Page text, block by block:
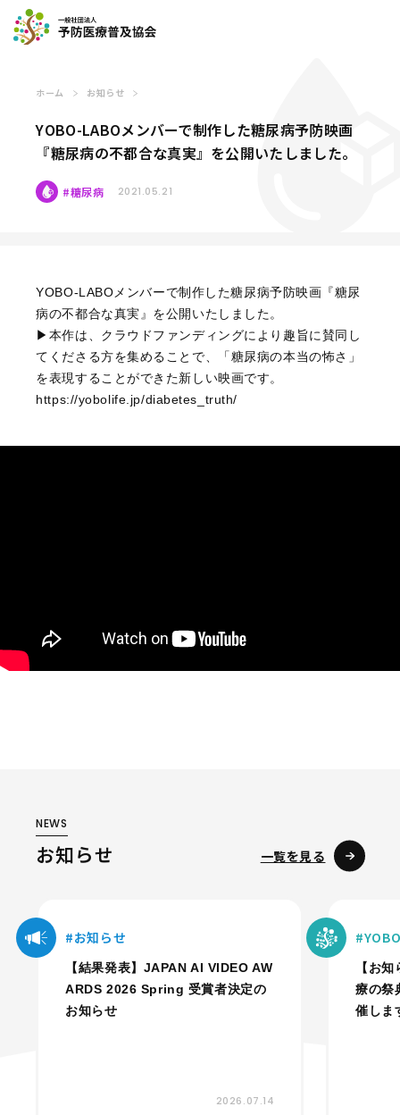
ホーム お知らせ
YOBO-LABOメンバーで制作した糖尿病予防映画
『糖尿病の不都合な真実』を公開いたしました。
糖尿病 2021.05.21
YOBO-LABOメンバーで制作した糖尿病予防映画『糖尿
病の不都合な真実』を公開いたしました。
▶︎本作は、クラウドファンディングにより趣旨に賛同し
てくださる方を集めることで、「糖尿病の本当の怖さ」
を表現することができた新しい映画です。
https://yobolife.jp/diabetes_truth/
お知らせ
NEWS
お知らせ
【結果発表】JAPAN AI VIDEO AW
ARDS 2026 Spring 受賞者決定の
お知らせ
2026.07.14
【お
療の祭
催しま
一覧を見る